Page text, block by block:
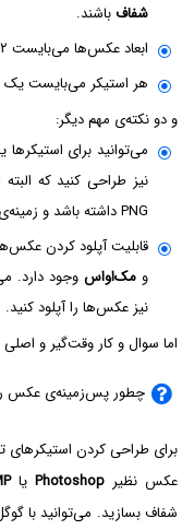
شفافباشند.
ابعاد عکس‌ها می‌بایست ۵۱۲ پیکسل در
هر استیکر می‌بایست
و دو نکته‌ی مهم دیگر:
می‌توانید برای
نیز طراحی کنید که
PNG داشته باشد و زمینه‌ی آن شفاف باشد.
قابلیت آپلود کردن
و مک‌او‌اسوجود دارد.
نیز عکس‌ها را آپلود کنید.
اما سوال و کار وقت‌گیر و
چطور پس‌زمینه‌ی عکس
برای طراحی کردن استیکرهای
عکس نظیرPhotoshop یا
شفاف بسازید. می‌توانید با